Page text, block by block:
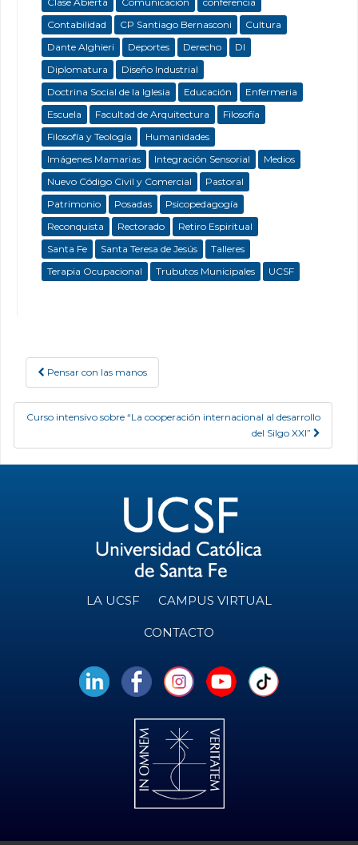
Contabilidad
CP Santiago Bernasconi
Cultura
Dante Alghieri
Deportes Derecho
DI
Diplomatura
Diseño Industrial
Doctrina Social de la Iglesia
Educación
Enfermeria
Escuela
Facultad de Arquitectura
Filosofía
Filosofía y Teología
Humanidades
Imágenes Mamarias
Integración Sensorial
Medios
Nuevo Código Civil y Comercial
Pastoral
Patrimonio
Posadas
Psicopedagogía
Reconquista
Rectorado
Retiro Espiritual
Santa Fe
Santa Teresa de Jesús
Talleres
Terapia Ocupacional
Trubutos Municipales UCSF
Post navigation
Pensar con las manos
Curso intensivo sobre “La cooperación internacional al desarrollo
del Silgo XXI”
LA UCSF CAMPUS VIRTUAL
CONTACTO